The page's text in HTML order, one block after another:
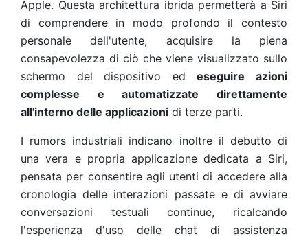
Apple. Questa architettura ibrida permetterà a Siri
di comprendere in modo profondo il contesto
personale dell'utente, acquisire la piena
consapevolezza di ciò che viene visualizzato sullo
schermo del dispositivo edeseguire azioni
complesse e automatizzate direttamente
all'interno delle applicazioni di terze parti.
I rumors industriali indicano inoltre il debutto di
una vera e propria applicazione dedicata a Siri,
pensata per consentire agli utenti di accedere alla
cronologia delle interazioni passate e di avviare
conversazioni testuali continue, ricalcando
l'esperienza d'uso delle chat di assistenza